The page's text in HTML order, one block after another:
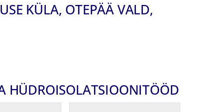
KÜLA, OTEPÄÄ VALD,
HÜDROISOLATSIOONITÖÖD